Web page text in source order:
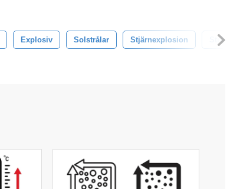
Explosiv Solstrålar Stjärnexplosion Strålar